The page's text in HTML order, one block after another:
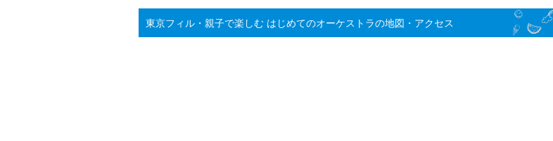
東京フィル・親子で楽しむ はじめてのオーケストラの地図・アクセス